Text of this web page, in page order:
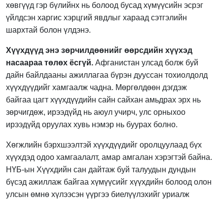
хөвгүүд гэр бүлийнх нь болоод бусад хүмүүсийн эсрэг
үйлдсэн харгис хэрцгий явдлыг хараад сэтгэлийн
шархтай болон үлдэнэ.
Хүүхдүүд энэ зөрчилдөөнийг өөрсдийн хүүхэд
насаараа төлөх ёсгүй. Афганистан улсад болж буй
дайн байлдааны ажиллагаа бүрэн дууссан тохиолдолд
хүүхдүүдийг хамгаалж чадна. Мөргөлдөөн дэгдэж
байгаа цагт хүүхдүүдийн сайн сайхан амьдрах эрх нь
зөрчигдөж, ирээдүйд нь аюул учирч, улс орныхоо
ирээдүйд оруулах хувь нэмэр нь буурах болно.
Хөгжлийн бэрхшээлтэй хүүхдүүдийг оролцуулаад бүх
хүүхдэд одоо хамгаалалт, амар амгалан хэрэгтэй байна.
НҮБ-ын Хүүхдийн сан дайтаж буй талуудын дундын
бүсэд ажиллаж байгаа хүмүүсийг хүүхдийн болоод олон
улсын өмнө хүлээсэн үүргээ биелүүлэхийг уриалж